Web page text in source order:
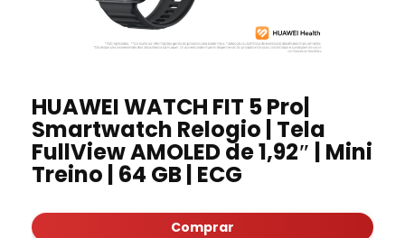
HUAWEI WATCH FIT 5 Pro|
Smartwatch Relogio | Tela
FullView AMOLED de 1,92″ | Mini
Treino | 64 GB | ECG
Comprar